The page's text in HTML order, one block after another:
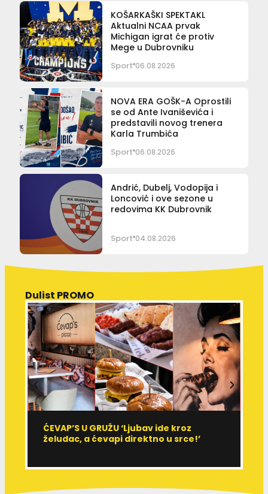
KOŠARKAŠKI SPEKTAKL
Aktualni NCAA prvak
Michigan igrat će protiv
Mege u Dubrovniku
Sport 06.08.2026
NOVA ERA GOŠK-A Oprostili
se od Ante Ivaniševića i
predstavili novog trenera
Karla Trumbića
Sport 06.08.2026
Andrić, Dubelj, Vodopija i
Loncović i ove sezone u
redovima KK Dubrovnik
Sport 04.08.2026
Dulist PROMO
ĆEVAP’S U GRUŽU ‘Ljubav ide kroz
želudac, a ćevapi direktno u srce!’